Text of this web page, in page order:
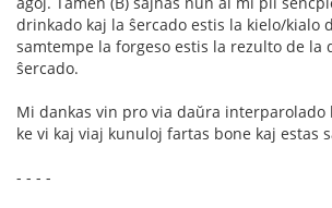
drinkado kaj la ŝercado estis la kielo/kialo
samtempe la forgeso estis la rezulto de la
ŝercado.
Mi dankas vin pro via daŭra interparolado
ke vi kaj viaj kunuloj fartas bone kaj estas
- - - -